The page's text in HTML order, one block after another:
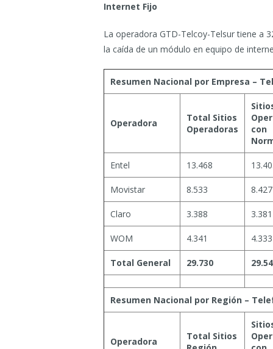
Internet Fijo
La operadora GTD-Telcoy-Telsur tiene a
la caída de un módulo en equipo de
Resumen Nacional por Empresa –
Operadora
Total Sitios
Operadoras
con
Entel 13.468
Movistar 8.533 8.427
Claro 3.388 3.381
WOM 4.341 4.333
Total General 29.730
Resumen Nacional por Región –
Operadora
Total Sitios